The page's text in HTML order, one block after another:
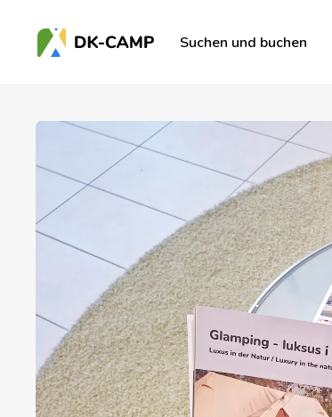
Suchen und buchen